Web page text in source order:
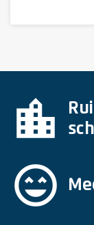
location_city
sentiment_very_satisfied